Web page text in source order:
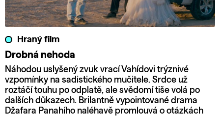
Hraný film
Drobná nehoda
Náhodou uslyšený zvuk vrací Vahídovi trýznivé
vzpomínky na sadistického mučitele. Srdce už
roztáčí touhu po odplatě, ale svědomí tiše volá po
dalších důkazech. Brilantně vypointované drama
Džafara Panahího naléhavě promlouvá o otázkách